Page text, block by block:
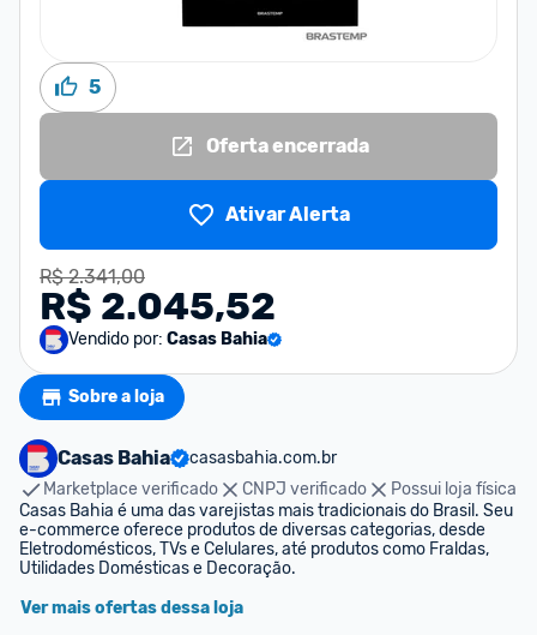
5
Oferta encerrada
Ativar Alerta
R$ 2.341,00
R$ 2.045,52
Vendido por: Casas Bahia
Sobre a loja
Casas Bahia
casasbahia.com.br
Marketplace verificado
CNPJ verificado
Possui loja física
Casas Bahia é uma das varejistas mais tradicionais do Brasil. Seu
e-commerce oferece produtos de diversas categorias, desde
Eletrodomésticos, TVs e Celulares, até produtos como Fraldas,
Utilidades Domésticas e Decoração.
Ver mais ofertas dessa loja